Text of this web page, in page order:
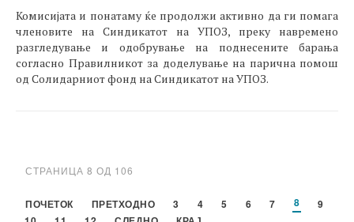
Комисијата и понатаму ќе продолжи активно да ги помага
членовите на Синдикатот на УПОЗ, преку навремено
разгледување и одобрување на поднесените барања
согласно Правилникот за доделување на парична помош
од Солидарниот фонд на Синдикатот на УПОЗ.
СТРАНИЦА 8 ОД 106
ПОЧЕТОК ПРЕТХОДНО 3 4 5 6 7 8
9